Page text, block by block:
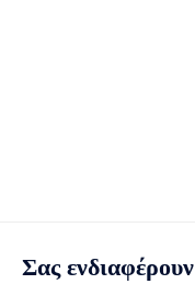
Σας ενδιαφέρουν